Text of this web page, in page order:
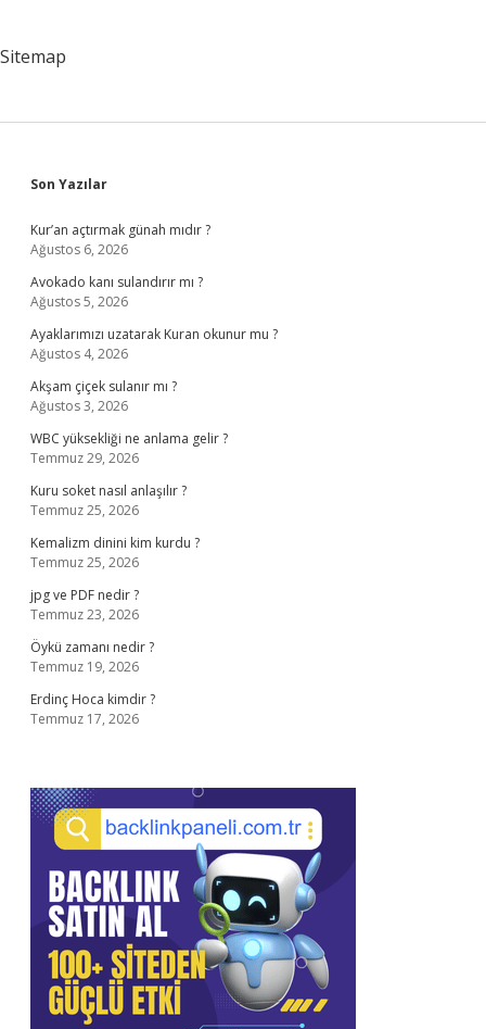
Sitemap
Sidebar
Son Yazılar
Kur’an açtırmak günah mıdır ?
Ağustos 6, 2026
Avokado kanı sulandırır mı ?
Ağustos 5, 2026
Ayaklarımızı uzatarak Kuran okunur mu ?
Ağustos 4, 2026
Akşam çiçek sulanır mı ?
Ağustos 3, 2026
WBC yüksekliği ne anlama gelir ?
Temmuz 29, 2026
Kuru soket nasıl anlaşılır ?
Temmuz 25, 2026
Kemalizm dinini kim kurdu ?
Temmuz 25, 2026
jpg ve PDF nedir ?
Temmuz 23, 2026
Öykü zamanı nedir ?
Temmuz 19, 2026
Erdinç Hoca kimdir ?
Temmuz 17, 2026